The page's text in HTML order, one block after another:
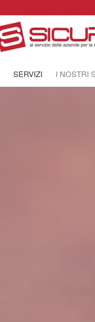
SERVIZI I NOSTRI